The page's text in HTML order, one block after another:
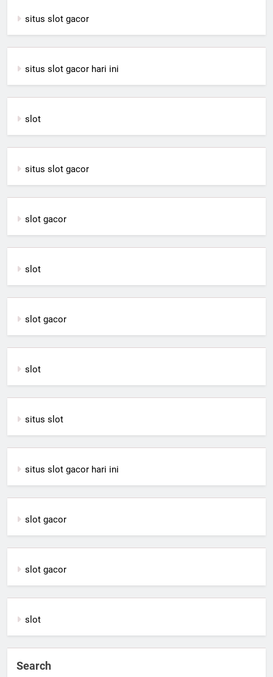
situs slot gacor
situs slot gacor hari ini
slot
situs slot gacor
slot gacor
slot
slot gacor
slot
situs slot
situs slot gacor hari ini
slot gacor
slot gacor
slot
Search